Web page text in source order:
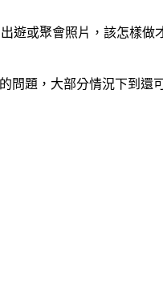
遊或聚會照片，該怎樣做
問題，大部分情況下到還